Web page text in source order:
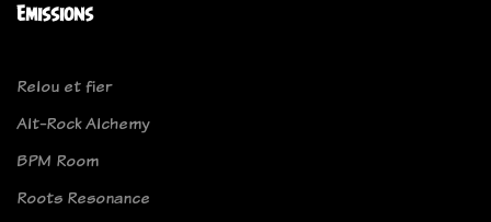
Emissions
Relou et fier
Alt-Rock Alchemy
BPM Room
Roots Resonance